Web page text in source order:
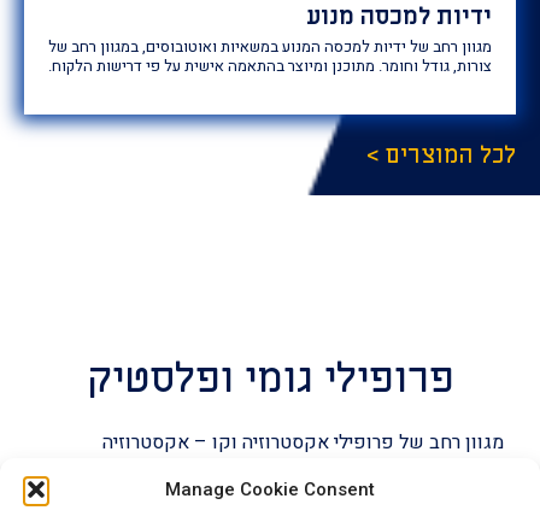
Manage Cookie Consent
ידיות למכסה מנוע
מגוון רחב של ידיות למכסה המנוע במשאיות ואוטובוסים, במגוון רחב של
צורות, גודל וחומר. מתוכנן ומיוצר בהתאמה אישית על פי דרישות הלקוח.
לכל המוצרים >
פרופילי גומי ופלסטיק
מגוון רחב של פרופילי אקסטרוזיה וקו – אקסטרוזיה
מינימום החלקה והתאמה לאפליקציות שונות בעולם הרכב.